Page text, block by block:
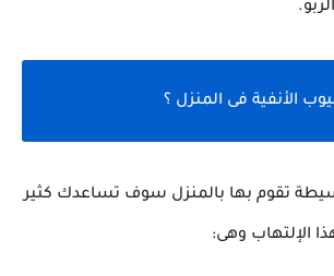
الأنفية فى المنزل ؟
تقوم بها بالمنزل سوف تساعدك كثير
الإلتهاب وهى: